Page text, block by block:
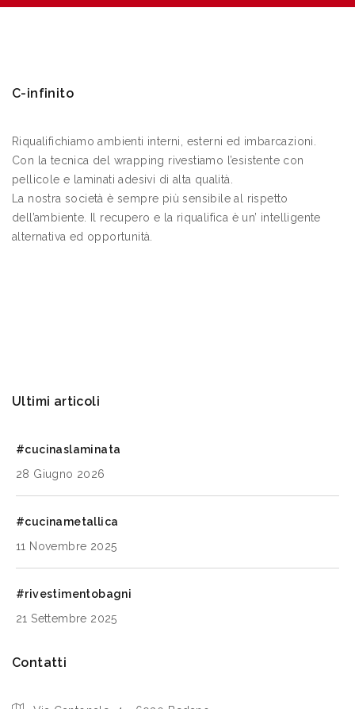
C-infinito
Riqualifichiamo ambienti interni, esterni ed imbarcazioni.
Con la tecnica del wrapping rivestiamo l’esistente con
pellicole e laminati adesivi di alta qualità.
La nostra società è sempre più sensibile al rispetto
dell’ambiente. Il recupero e la riqualifica è un’ intelligente
alternativa ed opportunità.
Ultimi articoli
#cucinaslaminata
28 Giugno 2026
#cucinametallica
11 Novembre 2025
#rivestimentobagni
21 Settembre 2025
Contatti